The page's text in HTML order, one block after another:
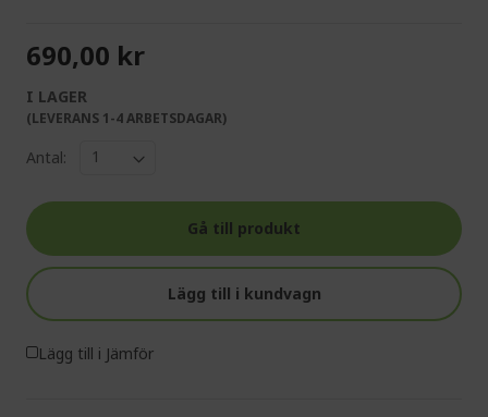
690,00 kr
I LAGER
(LEVERANS 1-4 ARBETSDAGAR)
Antal:
Gå till produkt
Lägg till i kundvagn
Lägg till i Jämför